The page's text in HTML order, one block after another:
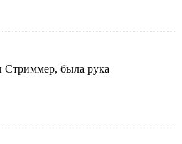
Стриммер, была рука